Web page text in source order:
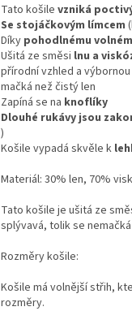
Tato košile vzniká
Se stojáčkovým límcem
Díky pohodlnému
Ušitá ze směsi lnu a
přírodní vzhled a
mačká než čistý len
Zapíná se na knoflíky
Dlouhé rukávy jsou
)
Košile vypadá skvěle k
Materiál: 30% len, 70%
Tato košile je ušitá ze
splývavá, tolik se
Rozměry košile:
Košile má volnější střih,
rozměry.